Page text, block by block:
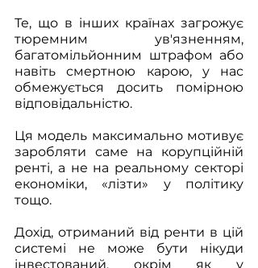
Те, що в інших країнах загрожує
тюремним ув'язненням,
багатомільйонним штрафом або
навіть смертною карою, у нас
обмежується досить помірною
відповідальністю.
Ця модель максимально мотивує
заробляти саме на корупційній
ренті, а не на реальному секторі
економіки, «лізти» у політику
тощо.
Дохід, отриманий від ренти в цій
системі не може бути нікуди
інвестований, окрім як у